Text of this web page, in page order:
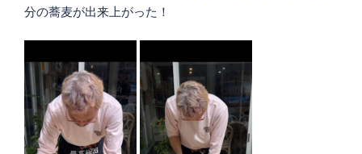
分の蕎麦が出来上がった！